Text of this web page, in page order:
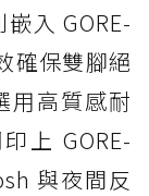
入 GORE-
確保雙腳絕
用高質感耐
上 GORE-
與夜間反